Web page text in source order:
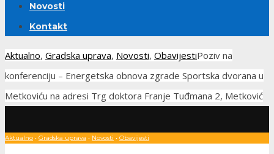
Novosti
Kontakt
Aktualno, Gradska uprava, Novosti, ObavijestiPoziv na
konferenciju – Energetska obnova zgrade Sportska dvorana u
Metkoviću na adresi Trg doktora Franje Tuđmana 2, Metković
Aktualno • Gradska uprava • Novosti • Obavijesti